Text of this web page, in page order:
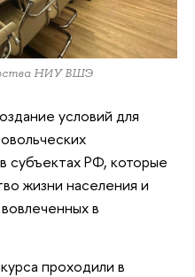
НИУ ВШЭ
условий для
субъектах РФ, которые
жизни населения и
в
проходили в